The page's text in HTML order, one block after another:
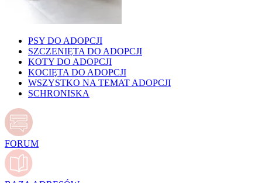
PSY DO ADOPCJI
SZCZENIĘTA DO ADOPCJI
KOTY DO ADOPCJI
KOCIĘTA DO ADOPCJI
WSZYSTKO NA TEMAT ADOPCJI
SCHRONISKA
FORUM